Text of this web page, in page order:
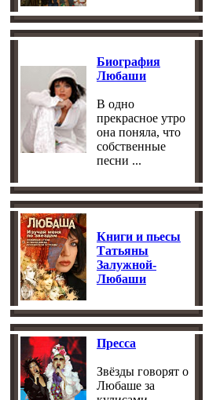
Биография
Любаши
В одно
прекрасное утро
она поняла, что
собственные
песни ...
Книги и пьесы
Татьяны
Залужной-
Любаши
Пресса
Звёзды говорят о
Любаше за